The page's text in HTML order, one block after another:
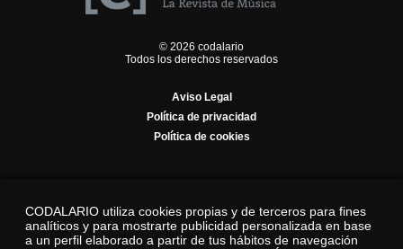
© 2026 codalario
Todos los derechos reservados
Aviso Legal
Política de privacidad
Política de cookies
CODALARIO utiliza cookies propias y de terceros para fines
analíticos y para mostrarte publicidad personalizada en base
a un perfil elaborado a partir de tus hábitos de navegación